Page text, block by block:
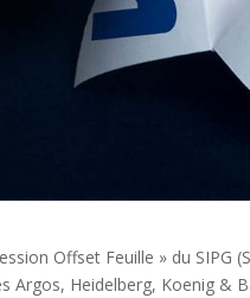
Offset Feuille » du SIPG
Argos, Heidelberg, Koenig &